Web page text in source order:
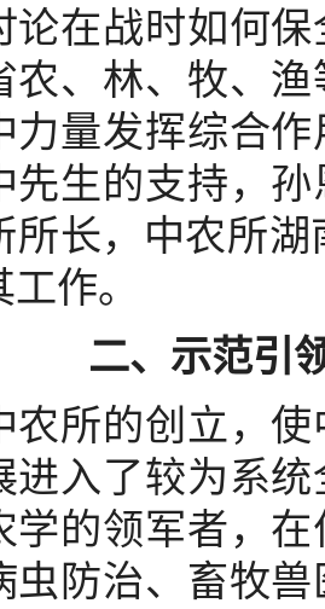
论在战时如何
农、林、牧、
力量发挥综合
先生的支持，
所长，中农所
作。
二、示范引
的创立，使
进入了较为系
学的领军者，
虫防治、畜牧